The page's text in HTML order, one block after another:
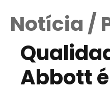
Notícia /
Abbott